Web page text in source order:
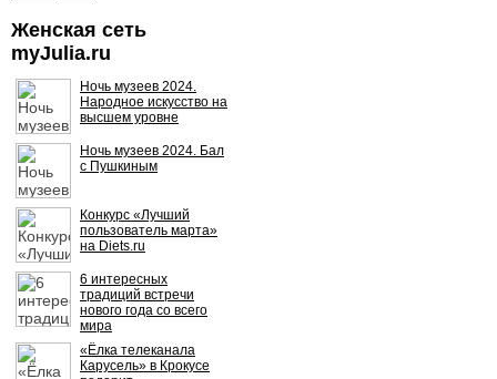
Женская сеть
myJulia.ru
Ночь музеев 2024.
Народное искусство на
высшем уровне
Ночь музеев 2024. Бал
с Пушкиным
Конкурс «Лучший
пользователь марта»
на Diets.ru
6 интересных
традиций встречи
нового года со всего
мира
«Ёлка телеканала
Карусель» в Крокусе